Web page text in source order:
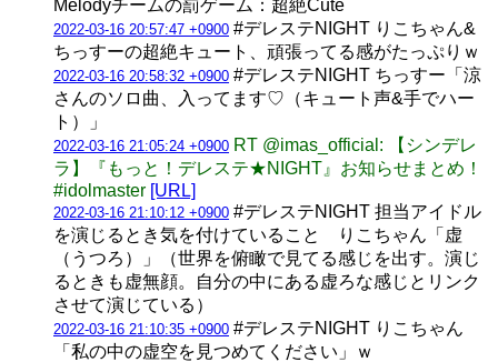
Melodyチームの罰ゲーム：超絶Cute
2022-03-16 20:57:47 +0900 #デレステNIGHT りこちゃん&
ちっすーの超絶キュート、頑張ってる感がたっぷりｗ
2022-03-16 20:58:32 +0900 #デレステNIGHT ちっすー「涼
さんのソロ曲、入ってます♡（キュート声&手でハー
ト）」
2022-03-16 21:05:24 +0900 RT @imas_official: 【シンデレ
ラ】『もっと！デレステ★NIGHT』お知らせまとめ！
#idolmaster [URL]
2022-03-16 21:10:12 +0900 #デレステNIGHT 担当アイドル
を演じるとき気を付けていること りこちゃん「虚
（うつろ）」（世界を俯瞰で見てる感じを出す。演じ
るときも虚無顔。自分の中にある虚ろな感じとリンク
させて演じている）
2022-03-16 21:10:35 +0900 #デレステNIGHT りこちゃん
「私の中の虚空を見つめてください」ｗ